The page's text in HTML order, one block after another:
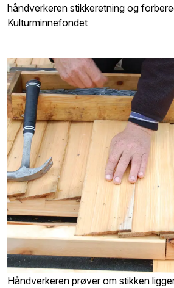
håndverkeren stikkeretning og
Kulturminnefondet
Håndverkeren prøver om stikken